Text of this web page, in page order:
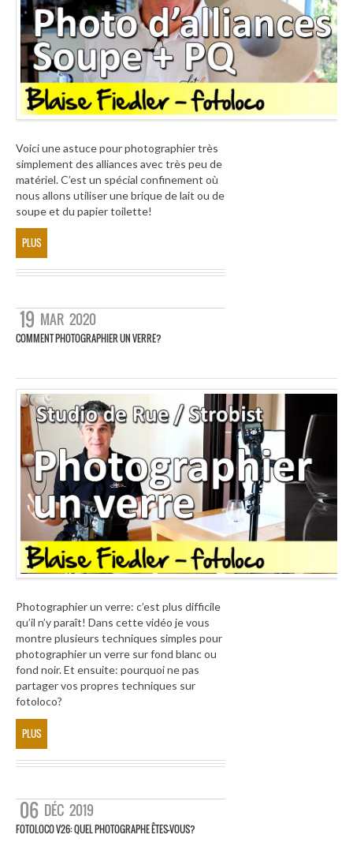
Voici une astuce pour photographier très
simplement des alliances avec très peu de
matériel. C’est un spécial confinement où
nous allons utiliser une brique de lait ou de
soupe et du papier toilette!
PLUS
19 MAR 2020
COMMENT PHOTOGRAPHIER UN VERRE?
Photographier un verre: c’est plus difficile
qu’il n’y paraît! Dans cette vidéo je vous
montre plusieurs techniques simples pour
photographier un verre sur fond blanc ou
fond noir. Et ensuite: pourquoi ne pas
partager vos propres techniques sur
fotoloco?
PLUS
06 DÉC 2019
FOTOLOCO V26: QUEL PHOTOGRAPHE ÊTES-VOUS?